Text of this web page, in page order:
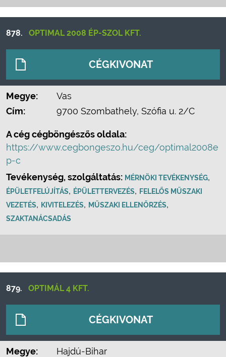
878. OPTIMAL 2008 ÉP-SZOL KFT.
CÉGKIVONAT
Megye:
Vas
Cím:
9700 Szombathely, Szófia u. 2/C
A cég cégböngészős oldala:
https://www.cegbongeszo.hu/ceg/optimal2008e
p-c
Tevékenység, szolgáltatás: MÉRNÖKI TEVÉKENYSÉG,
ÉPÜLETFELÚJÍTÁS, ÉPÜLETTERVEZÉS, FELELŐS MŰSZAKI
VEZETÉS, KIVITELEZÉS, MŰSZAKI ELLENŐRZÉS,
SZAKTANÁCSADÁS
879. OPTIMÁL 4 KFT.
CÉGKIVONAT
Megye:
Hajdú-Bihar